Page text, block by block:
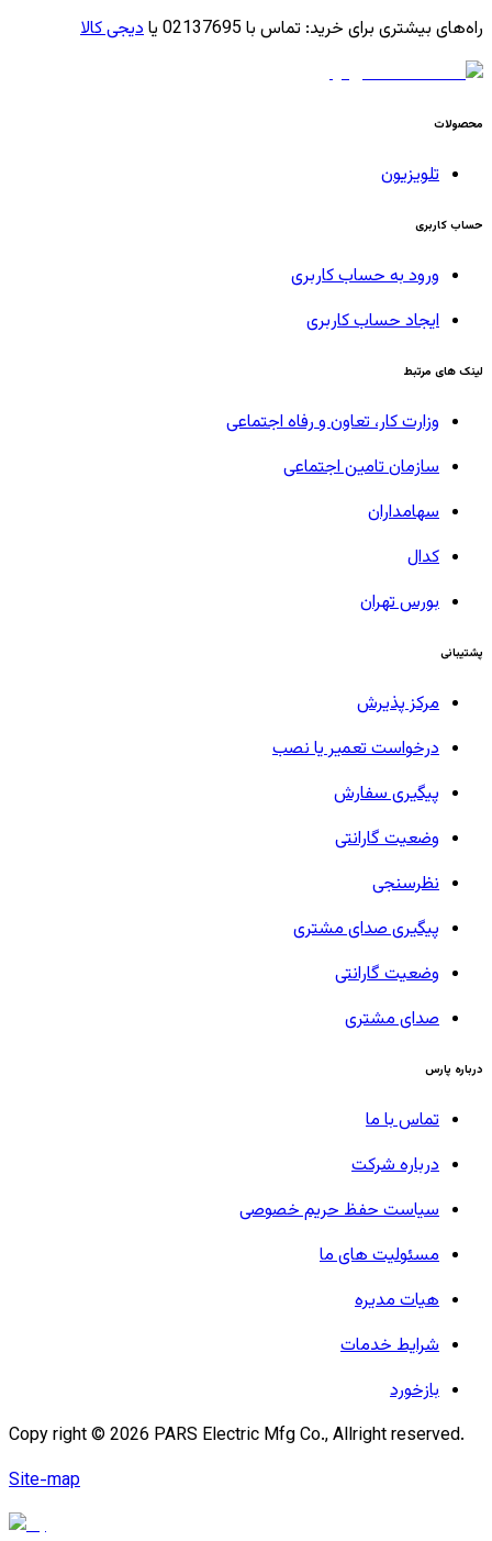
راه‌های بیشتری برای خرید: تماس با 02137695 یا دیجی کالا
محصولات
تلویزیون
حساب کاربری
ورود به حساب کاربری
ایجاد حساب کاربری
لینک های مرتبط
وزارت کار، تعاون و رفاه اجتماعی
سازمان تامین اجتماعی
سهامداران
کدال
بورس تهران
پشتیبانی
مرکز پذیرش
درخواست تعمیر یا نصب
پیگیری سفارش
وضعیت گارانتی
نظرسنجی
پیگیری صدای مشتری
وضعیت گارانتی
صدای مشتری
درباره پارس
تماس با ما
درباره شرکت
سیاست حفظ حریم خصوصی
مسئولیت های ما
هیات مدیره
شرایط خدمات
بازخورد
Copy right © 2026 PARS Electric Mfg Co., Allright reserved.
Site-map